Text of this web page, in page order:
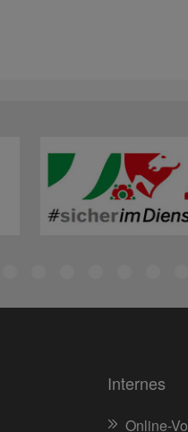
Internes
Online-